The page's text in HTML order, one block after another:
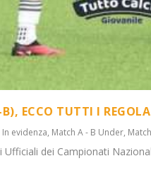
ECCO TUTTI I
In evidenza, Match A - B Under,
Ufficiali dei Campionati